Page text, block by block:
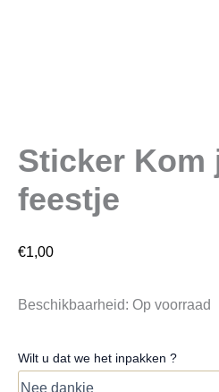
Sticker Kom
feestje
€1,00
Beschikbaarheid: Op voorraad
Wilt u dat we het inpakken ?